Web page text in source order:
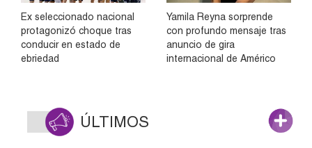
Ex seleccionado nacional
protagonizó choque tras
conducir en estado de
ebriedad
Yamila Reyna sorprende
con profundo mensaje tras
anuncio de gira
internacional de Américo
ÚLTIMOS